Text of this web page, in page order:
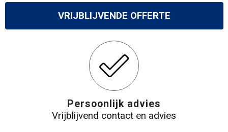
Veiligheidsvesten en Veiligheidshesjes
Kledingaccessoires
VRIJBLIJVENDE OFFERTE
Persoonlijk advies
Vrijblijvend contact en advies